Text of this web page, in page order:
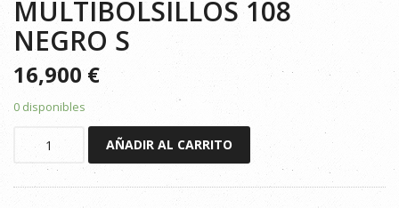
MULTIBOLSILLOS 108
NEGRO S
16,900€
0 disponibles
AÑADIR AL CARRITO